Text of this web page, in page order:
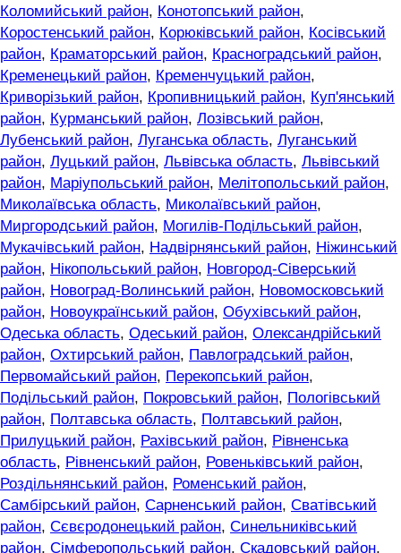
Коломийський район, Конотопський район,
Коростенський район, Корюківський район, Косівський
район, Краматорський район, Красноградський район,
Кременецький район, Кременчуцький район,
Криворізький район, Кропивницький район, Куп'янський
район, Курманський район, Лозівський район,
Лубенський район, Луганська область, Луганський
район, Луцький район, Львівська область, Львівський
район, Маріупольський район, Мелітопольський район,
Миколаївська область, Миколаївський район,
Миргородський район, Могилів-Подільський район,
Мукачівський район, Надвірнянський район, Ніжинський
район, Нікопольський район, Новгород-Сіверський
район, Новоград-Волинський район, Новомосковський
район, Новоукраїнський район, Обухівський район,
Одеська область, Одеський район, Олександрійський
район, Охтирський район, Павлоградський район,
Первомайський район, Перекопський район,
Подільський район, Покровський район, Пологівський
район, Полтавська область, Полтавський район,
Прилуцький район, Рахівський район, Рівненська
область, Рівненський район, Ровеньківський район,
Роздільнянський район, Роменський район,
Самбірський район, Сарненський район, Сватівський
район, Сєвєродонецький район, Синельниківський
район, Сімферопольський район, Скадовський район,